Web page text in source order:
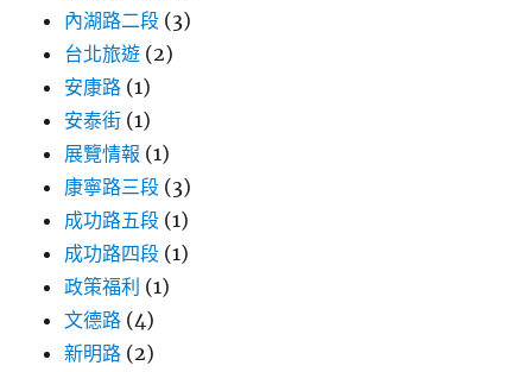
內湖路二段 (3)
台北旅遊 (2)
安康路 (1)
安泰街 (1)
展覽情報 (1)
康寧路三段 (3)
成功路五段 (1)
成功路四段 (1)
政策福利 (1)
文德路 (4)
新明路 (2)